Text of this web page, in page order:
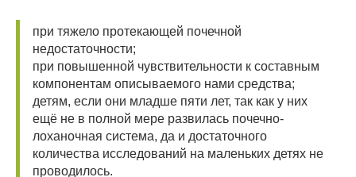
при тяжело протекающей почечной
недостаточности;
при повышенной чувствительности к составным
компонентам описываемого нами средства;
детям, если они младше пяти лет, так как у них
ещё не в полной мере развилась почечно-
лоханочная система, да и достаточного
количества исследований на маленьких детях не
проводилось.